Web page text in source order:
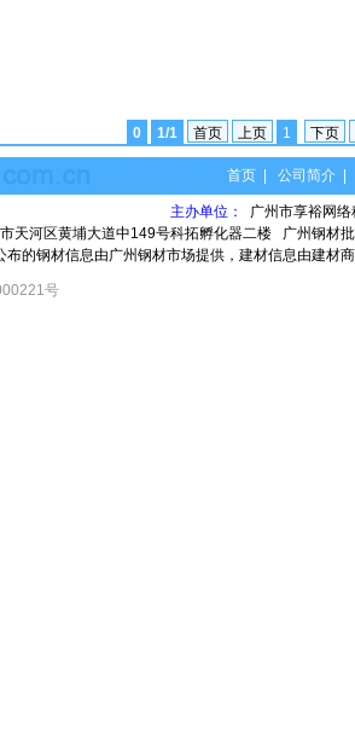
0 1/1 首页 上页 1 下页
首页 公司简介
主办单位：
广州市享裕网
天河区黄埔大道中149号科拓孵化器二楼 广州钢材
布的钢材信息由广州钢材市场提供，建材信息由建材
号